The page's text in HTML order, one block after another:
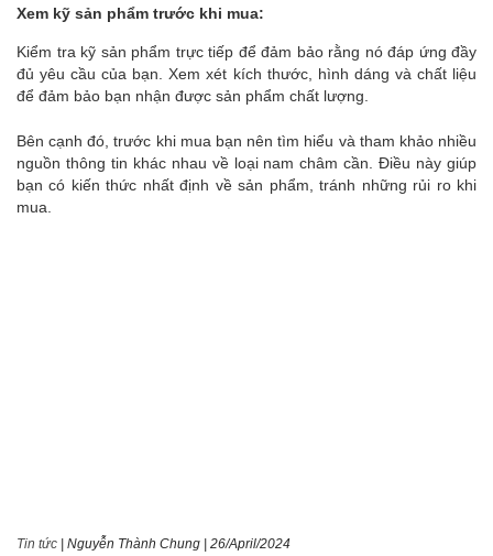
Xem kỹ sản phẩm trước khi mua:
Kiểm tra kỹ sản phẩm trực tiếp để đảm bảo rằng nó đáp ứng đầy
đủ yêu cầu của bạn. Xem xét kích thước, hình dáng và chất liệu
để đảm bảo bạn nhận được sản phẩm chất lượng.
Bên cạnh đó, trước khi mua bạn nên tìm hiểu và tham khảo nhiều
nguồn thông tin khác nhau về loại nam châm cần. Điều này giúp
bạn có kiến thức nhất định về sản phẩm, tránh những rủi ro khi
mua.
Tin tức Nguyễn Thành Chung 26/April/2024